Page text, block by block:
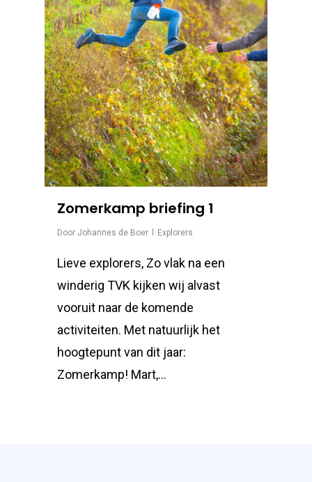
Zomerkamp briefing 1
Door Johannes de Boer Explorers
Lieve explorers, Zo vlak na een
winderig TVK kijken wij alvast
vooruit naar de komende
activiteiten. Met natuurlijk het
hoogtepunt van dit jaar:
Zomerkamp! Mart,…